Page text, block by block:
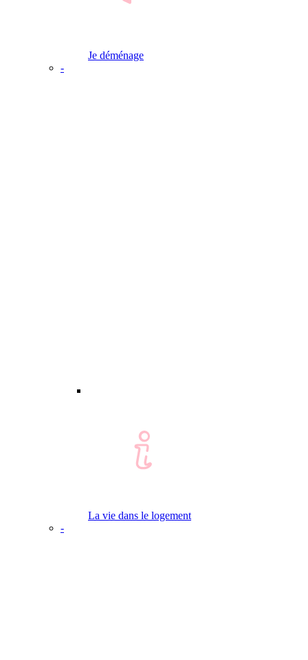
Je déménage
-
La vie dans le logement
-